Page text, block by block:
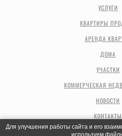
Для улучшения работы сайта и его
используем
УСЛУГИ
КВАРТИРЫ
АРЕНДА
ДОМА
УЧАСТКИ
КОММЕРЧЕСКАЯ
НОВОСТИ
КОНТАКТЫ